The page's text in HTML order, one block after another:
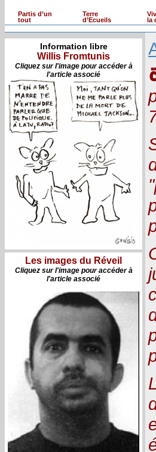
Partis d’un
tout
Terre
d’Ecueils
la
Information libre
Willis Fromtunis
Cliquez sur l'image pour accéder à
l'article associé
Les images du Réveil
Cliquez sur l'image pour accéder à
l'article associé